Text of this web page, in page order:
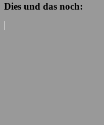
Dies und das noch: